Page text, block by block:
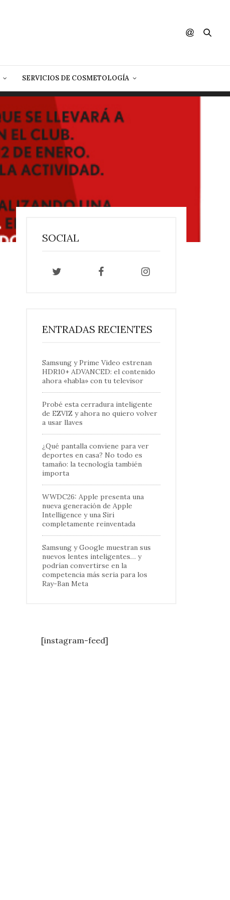
SERVICIOS DE COSMETOLOGÍA
SOCIAL
ENTRADAS RECIENTES
Samsung y Prime Video estrenan
HDR10+ ADVANCED: el contenido
ahora «habla» con tu televisor
Probé esta cerradura inteligente
de EZVIZ y ahora no quiero volver
a usar llaves
¿Qué pantalla conviene para ver
deportes en casa? No todo es
tamaño: la tecnología también
importa
WWDC26: Apple presenta una
nueva generación de Apple
Intelligence y una Siri
completamente reinventada
Samsung y Google muestran sus
nuevos lentes inteligentes… y
podrían convertirse en la
competencia más seria para los
Ray-Ban Meta
[instagram-feed]